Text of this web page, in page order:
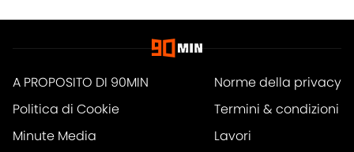
A PROPOSITO DI 90MIN
Norme della privacy
Politica di Cookie
Termini & condizioni
Minute Media
Lavori